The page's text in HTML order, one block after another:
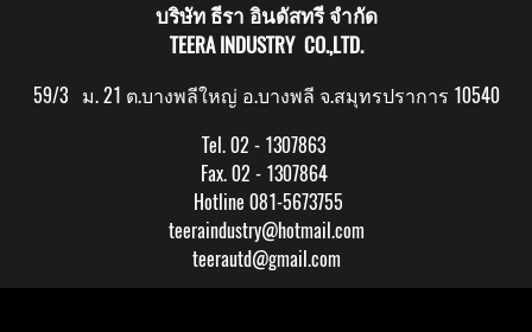
บริษัท ธีรา อินดัสทรี จำกัด
TEERA INDUSTRY CO.,LTD.
59/3 ม. 21 ต.บางพลีใหญ่ อ.บางพลี จ.สมุทรปราการ 10540
Tel. 02 - 1307863
Fax. 02 - 1307864
Hotline 081-5673755
teeraindustry@hotmail.com
teerautd@gmail.com